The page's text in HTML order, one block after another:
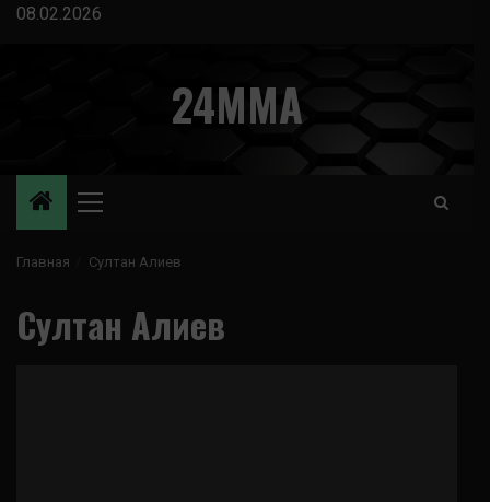
Перейти
08.02.2026
24MMA
Основное
Главная Султан Алиев
Султан Алиев